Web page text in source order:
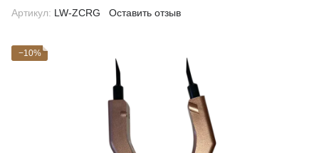
Артикул: LW-ZCRG Оставить отзыв
−10%